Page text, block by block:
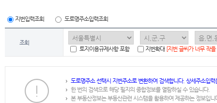
지번입력조회 도로명주소입력조회
조회
토지이용규제사항 포함
지번확대 [지번 글씨가 너무 작
도로명주소 선택시 지번주소로 변환하여 검색합니다. 상세주소입
한 번의 검색으로 해당 필지의 종합정보를 열람하실 수 있습니다.
본 부동산정보는 부동산관련 시스템을 활용하여 제공하는 정보입니